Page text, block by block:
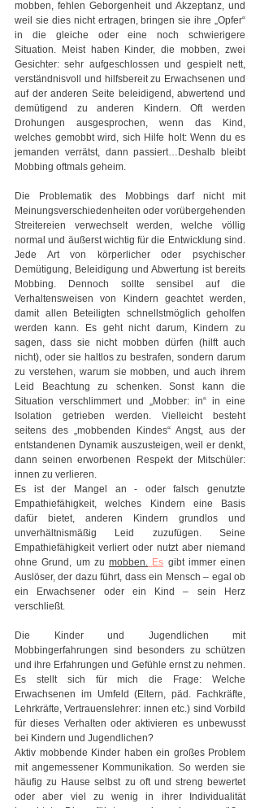
mobben, fehlen Geborgenheit und Akzeptanz, und
weil sie dies nicht ertragen, bringen sie ihre „Opfer“
in die gleiche oder eine noch schwierigere
Situation. Meist haben Kinder, die mobben, zwei
Gesichter: sehr aufgeschlossen und gespielt nett,
verständnisvoll und hilfsbereit zu Erwachsenen und
auf der anderen Seite beleidigend, abwertend und
demütigend zu anderen Kindern. Oft werden
Drohungen ausgesprochen, wenn das Kind,
welches gemobbt wird, sich Hilfe holt: Wenn du es
jemanden verrätst, dann passiert…Deshalb bleibt
Mobbing oftmals geheim.
Die Problematik des Mobbings darf nicht mit
Meinungsverschiedenheiten oder vorübergehenden
Streitereien verwechselt werden, welche völlig
normal und äußerst wichtig für die Entwicklung sind.
Jede Art von körperlicher oder psychischer
Demütigung, Beleidigung und Abwertung ist bereits
Mobbing. Dennoch sollte sensibel auf die
Verhaltensweisen von Kindern geachtet werden,
damit allen Beteiligten schnellstmöglich geholfen
werden kann. Es geht nicht darum, Kindern zu
sagen, dass sie nicht mobben dürfen (hilft auch
nicht), oder sie haltlos zu bestrafen, sondern darum
zu verstehen, warum sie mobben, und auch ihrem
Leid Beachtung zu schenken. Sonst kann die
Situation verschlimmert und „Mobber: in“ in eine
Isolation getrieben werden. Vielleicht besteht
seitens des „mobbenden Kindes“ Angst, aus der
entstandenen Dynamik auszusteigen, weil er denkt,
dann seinen erworbenen Respekt der Mitschüler:
innen zu verlieren.
Es ist der Mangel an - oder falsch genutzte
Empathiefähigkeit, welches Kindern eine Basis
dafür bietet, anderen Kindern grundlos und
unverhältnismäßig Leid zuzufügen. Seine
Empathiefähigkeit verliert oder nutzt aber niemand
ohne Grund, um zu mobben. Es gibt immer einen
Auslöser, der dazu führt, dass ein Mensch – egal ob
ein Erwachsener oder ein Kind – sein Herz
verschließt.
Die Kinder und Jugendlichen mit
Mobbingerfahrungen sind besonders zu schützen
und ihre Erfahrungen und Gefühle ernst zu nehmen.
Es stellt sich für mich die Frage: Welche
Erwachsenen im Umfeld (Eltern, päd. Fachkräfte,
Lehrkräfte, Vertrauenslehrer: innen etc.) sind Vorbild
für dieses Verhalten oder aktivieren es unbewusst
bei Kindern und Jugendlichen?
Aktiv mobbende Kinder haben ein großes Problem
mit angemessener Kommunikation. So werden sie
häufig zu Hause selbst zu oft und streng bewertet
oder aber viel zu wenig in ihrer Individualität